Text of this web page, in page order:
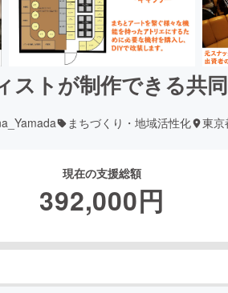
ストが制作できる共
まちづくり・地域活性化 東京
現在の支援総額
392,000円